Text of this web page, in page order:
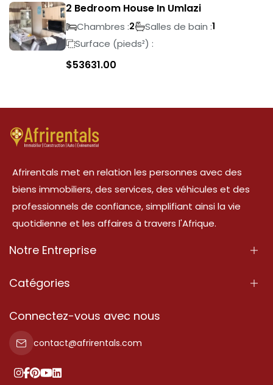
2 Bedroom House In Umlazi
Chambres :2 Salles de bain :1
Surface (pieds²) :
$53631.00
Afrirentals met en relation les personnes avec des
biens immobiliers, des services, des véhicules et des
professionnels de confiance, simplifiant ainsi la vie
quotidienne et les affaires à travers l'Afrique.
Notre Entreprise
À Propos
Conditions d'Utilisation
Politique de Confidentialité
Catégories
Propriété
Propriété à vendre
Propriété à louer
Ajoutez votre témoignage
Connectez-vous avec nous
contact@afrirentals.com